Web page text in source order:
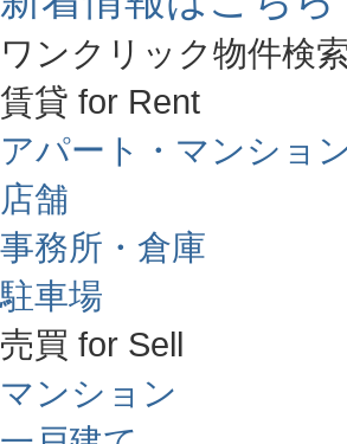
ワンクリック物件検
賃貸 for Rent
アパート・マンショ
店舗
事務所・倉庫
駐車場
売買 for Sell
マンション